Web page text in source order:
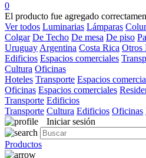
0
El producto fue agregado
Ver todos Luminarias Lámparas
Colgar De Techo De mesa De piso
Uruguay Argentina Costa Rica Otros
Edificios Espacios comerciales
Cultura Oficinas
Hoteles Transporte Espacios
Oficinas Espacios comerciales
Transporte Edificios
Transporte Cultura Edificios Oficinas
Iniciar sesión
Productos